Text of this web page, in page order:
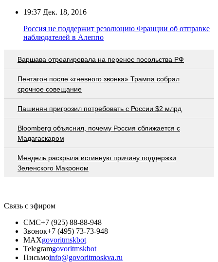
19:37 Дек. 18, 2016
Россия не поддержит резолюцию Франции об отправке
наблюдателей в Алеппо
Варшава отреагировала на перенос посольства РФ
Пентагон после «гневного звонка» Трампа собрал
срочное совещание
Пашинян пригрозил потребовать c России $2 млрд
Bloomberg объяснил, почему Россия сближается с
Мадагаскаром
Мендель раскрыла истинную причину поддержки
Зеленского Макроном
Связь с эфиром
СМС+7 (925) 88-88-948
Звонок+7 (495) 73-73-948
MAXgovoritmskbot
Telegramgovoritmskbot
Письмоinfo@govoritmoskva.ru